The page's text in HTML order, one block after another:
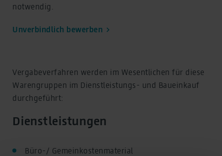
notwendig.
Unverbindlich bewerben
Vergabeverfahren werden im Wesentlichen für diese
Warengruppen im Dienstleistungs- und Baueinkauf
durchgeführt:
Dienstleistungen
Büro-/ Gemeinkostenmaterial